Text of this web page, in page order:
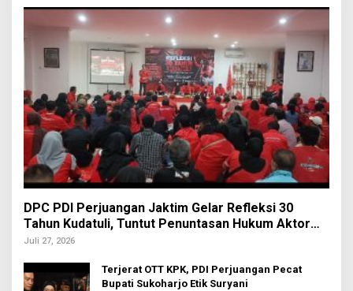
DPC PDI Perjuangan Jaktim Gelar Refleksi 30
Tahun Kudatuli, Tuntut Penuntasan Hukum Aktor
Intelektual
Juli 27, 2026
Terjerat OTT KPK, PDI Perjuangan Pecat
Bupati Sukoharjo Etik Suryani